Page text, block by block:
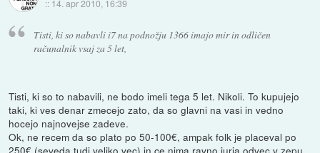
:: 14. apr 2010, 16:39
Tisti, ki so nabavli i7 na podnožju 1366 imajo mir in odličen
računalnik vsaj za 5 let,
Tisti, ki so to nabavili, ne bodo imeli tega 5 let. Nikoli. To kupujejo
taki, ki ves denar zmecejo zato, da so glavni na vasi in vedno
hocejo najnovejse zadeve.
Ok, ne recem da so plato po 50-100€, ampak folk je placeval po
250€ (seveda tudi veliko vec) in ce nima ravno jurja odvec v zepu,